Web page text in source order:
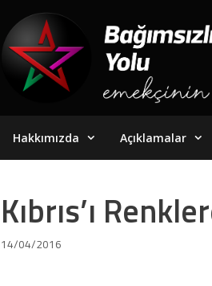
Hakkımızda Açıklamalar
Kıbrıs’ı
14/04/2016